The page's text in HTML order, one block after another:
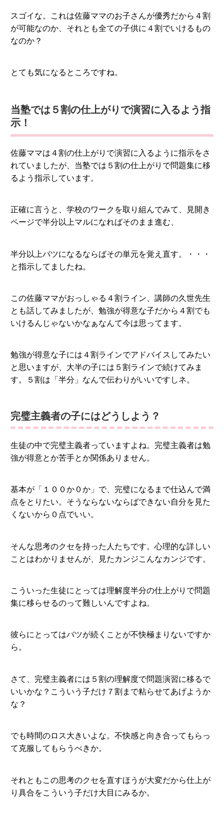
スゴイな。これは佐藤ママのお子さんが優秀だから４割
が可能なのか、それとも全ての子供に４割でいけるもの
なのか？
とても気になるところですね。
当塾では５割の仕上がりで演習に入るよう指
示！
佐藤ママは４割の仕上がりで演習に入るように指示をさ
れていましたが、当塾では５割の仕上がりで問題集に移
るよう指示しています。
正確に言うと、学校のワークを取り組んでみて、見開き
ページで半分以上マルになればそのまま進む、
半分以上バツになるならばその単元を覚え直す。・・・
と指示してましたね。
この佐藤ママがおっしゃる４割ライン、講師の久世先生
とも話してみましたが、勉強が得意な子だから４割でも
いけるんじゃないかなぁなんて今は思ってます。
勉強が得意な子には４割ラインでアドバイスしてみたい
と思いますが、大半の子には５割ラインで続けてみま
す。５割は「半分」なんで伝わりがいいですしネ。
完璧主義者の子にはどうしよう？
生徒の中で完璧主義者っていますよね。完璧主義者は勉
強が得意とか苦手とか関係ありません。
基本が「１００か０か」で、完璧になるまで仕込んで満
点をとりたい。そうならないならばできない自分を見た
くないから０点でいい。
そんな思考のクセを持った人たちです。心理的な詳しい
ことはわかりませんが、見たカンジこんなカンジです。
こういった生徒にとっては理解度半分の仕上がりで問題
集に移らせるのって難しいんですよね。
彼らにとってはバツが続くことが不快極まりないですか
ら。
さて、完璧主義者には５割の理解度で問題演習に移るで
いいかな？こういう子だけ７割まで粘らせてあげようか
な？
でも時間のロス大きいよな。不快感と向き合ってもらっ
て克服してもらうべきか。
それともこの思考のクセを直すほうが大変だから仕上が
り具合をこういう子だけ大目にみるか。